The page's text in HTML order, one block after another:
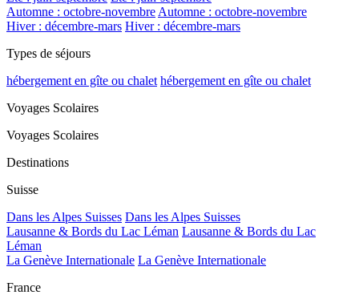
Automne : octobre-novembreAutomne : octobre-novembre
Hiver : décembre-mars Hiver : décembre-mars
Types de séjours
hébergement en gîte ou chalet hébergement en gîte ou chalet
Voyages Scolaires
Voyages Scolaires
Destinations
Suisse
Dans les Alpes Suisses Dans les Alpes Suisses
Lausanne & Bords du Lac Léman Lausanne & Bords du Lac
Léman
La Genève Internationale La Genève Internationale
France